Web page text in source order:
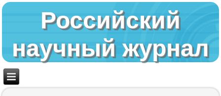
Российский
научный журнал